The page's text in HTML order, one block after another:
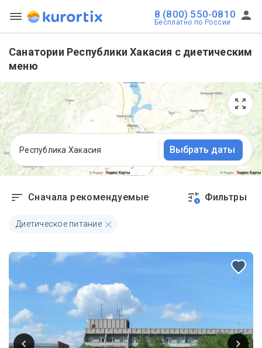
8 (800) 550-0810
Бесплатно по России
Санатории Республики Хакасия с диетическим
меню
Республика Хакасия Выбрать даты
Сначала рекомендуемые 1 Фильтры
Диетическое питание